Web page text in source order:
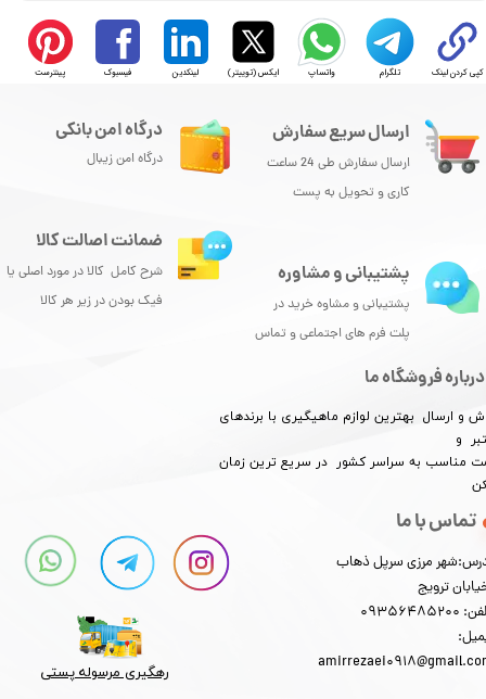
کپی کردن لینک تلگرام واتساپ ایکس (توییتر) لینکدین فیسبوک پینترست
ارسال سریع سفارش
ارسال سفارش طی 24 ساعت
کاری و تحویل به پست
درباره فروشگاه ما
و ارسال بهترین لوازم ماهیگیری با برندهای
و
مناسب به سراسر کشور در سریع ترین زمان
تماس با ما
مرزی سرپل ذهاب
ترویج
درگاه امن بانکی
درگاه امن زیبال
پشتیبانی و مشاوره
پشتیبانی و مشاوه خرید در
پلت فرم های اجتماعی و تماس
ضمانت اصالت کالا
شرح کامل کالا در مورد اصلی یا
فیک بودن در زیر هر کالا
رهگیری مرسوله پستی​​​​​​​